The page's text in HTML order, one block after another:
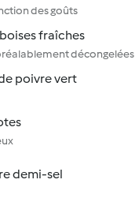
des goûts
fraîches
décongelées
poivre vert
demi-sel